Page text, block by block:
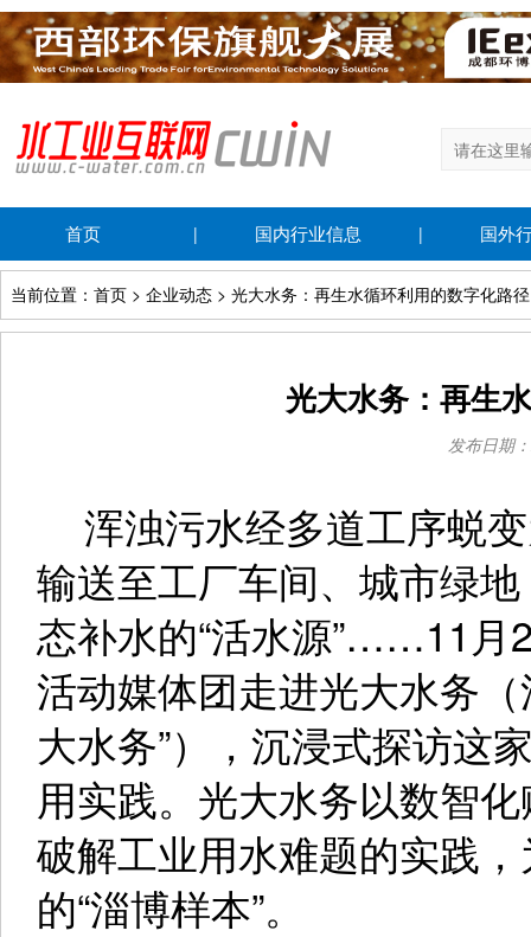
首页 | 国内行业信息 | 国外
当前位置：首页 > 企业动态 > 光大水务：再生水循环利用的数字化路径
光大水务：再生
发布日期
浑浊污水经多道工序蜕
输送至工厂车间、城市绿
态补水的“活水源”……11月
活动媒体团走进光大水务
大水务”），沉浸式探访这
用实践。光大水务以数智
破解工业用水难题的实践
的“淄博样本”。